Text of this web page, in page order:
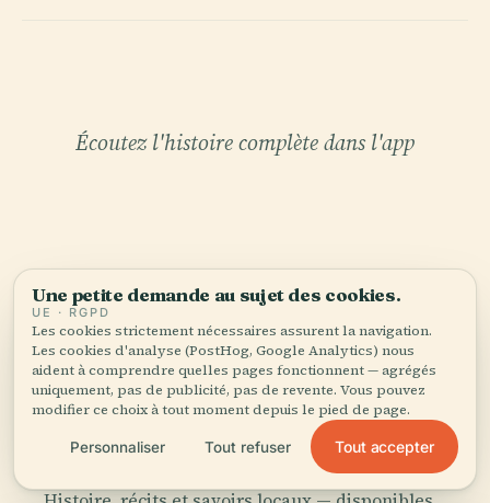
Écoutez l'histoire complète dans l'app
VOTRE CURATEUR PERSONNEL
Tombeau D'Eumachia tout
entière,
bien racontée.
Guides audio pour 1 100+ villes dans 96 pays.
Une petite demande au sujet des cookies.
UE · RGPD
Les cookies strictement nécessaires assurent la navigation.
Les cookies d'analyse (PostHog, Google Analytics) nous
aident à comprendre quelles pages fonctionnent — agrégés
uniquement, pas de publicité, pas de revente. Vous pouvez
modifier ce choix à tout moment depuis le pied de page.
Personnaliser Tout refuser Tout accepter